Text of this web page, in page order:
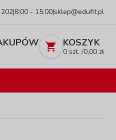
|8:00 - 15:00|sklep@edufit.pl
KOSZYK
0 szt. /0,00 zł